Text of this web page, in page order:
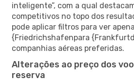
inteligente”, com a qual
competitivos no topo dos
pode aplicar filtros para ver
{Friedrichshafenpara
companhias aéreas preferidas.
Alterações ao preço dos
reserva